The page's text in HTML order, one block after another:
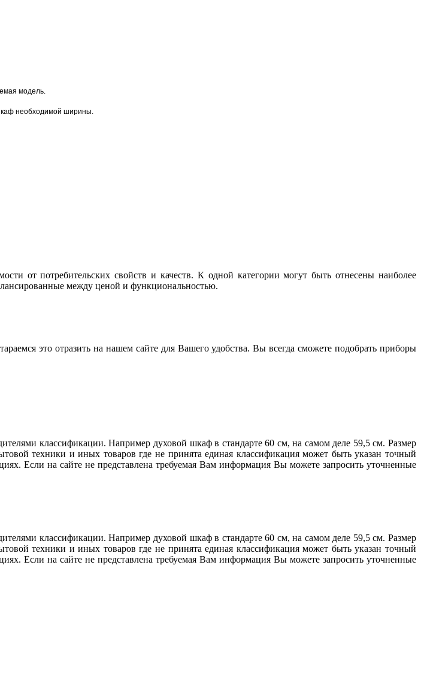
модель.
необходимой ширины.
от потребительских свойств и качеств. К одной категории могут быть отнесены наиболее
между ценой и функциональностью.
это отразить на нашем сайте для Вашего удобства. Вы всегда сможете подобрать приборы
классификации. Например духовой шкаф в стандарте 60 см, на самом деле 59,5 см. Размер
техники и иных товаров где не принята единая классификация может быть указан точный
Если на сайте не представлена требуемая Вам информация Вы можете запросить уточненные
классификации. Например духовой шкаф в стандарте 60 см, на самом деле 59,5 см. Размер
техники и иных товаров где не принята единая классификация может быть указан точный
Если на сайте не представлена требуемая Вам информация Вы можете запросить уточненные